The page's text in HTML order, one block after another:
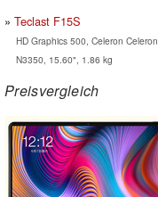
Teclast F15S
HD Graphics 500, Celeron Celeron
N3350, 15.60", 1.86 kg
Preisvergleich